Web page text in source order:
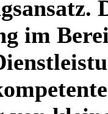
im